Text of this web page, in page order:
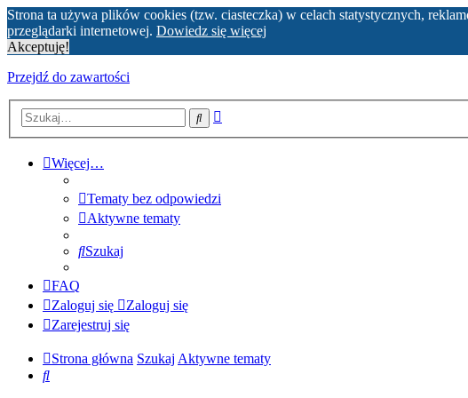
Strona ta używa plików cookies (tzw. ciasteczka) w celach statystycznych,
przeglądarki internetowej. Dowiedz się więcej
Akceptuję!
Przejdź do zawartości
Szukaj
Więcej…
Tematy bez odpowiedzi
Aktywne tematy
Szukaj
FAQ
Zaloguj się
Zaloguj się
Zarejestruj się
Strona główna Szukaj Aktywne tematy
Szukaj